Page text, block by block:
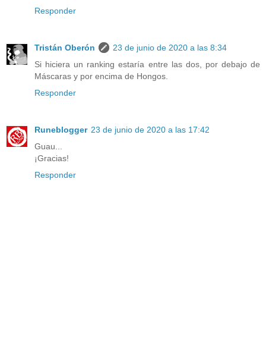
Responder
Tristán Oberón
23 de junio de 2020 a las 8:34
Si hiciera un ranking estaría entre las dos, por debajo de
Máscaras y por encima de Hongos.
Responder
Runeblogger 23 de junio de 2020 a las 17:42
Guau...
¡Gracias!
Responder